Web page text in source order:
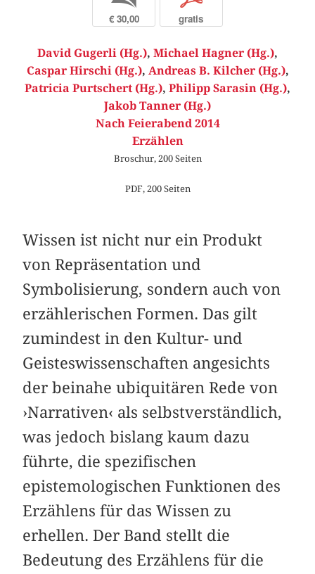
€ 30,00 gratis
David Gugerli (Hg.), Michael Hagner (Hg.),
Caspar Hirschi (Hg.), Andreas B. Kilcher (Hg.),
Patricia Purtschert (Hg.), Philipp Sarasin (Hg.),
Jakob Tanner (Hg.)
Nach Feierabend 2014
Erzählen
Broschur, 200 Seiten
PDF, 200 Seiten
Wissen ist nicht nur ein Produkt
von Repräsentation und
Symbolisierung, sondern auch von
erzählerischen Formen. Das gilt
zumindest in den Kultur- und
Geisteswissenschaften angesichts
der beinahe ubiquitären Rede von
›Narrativen‹ als selbstverständlich,
was jedoch bislang kaum dazu
führte, die spezifischen
epistemologischen Funktionen des
Erzählens für das Wissen zu
erhellen. Der Band stellt die
Bedeutung des Erzählens für die